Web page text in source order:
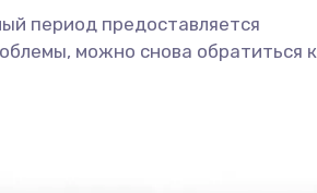
период предоставляется
можно снова обратиться к